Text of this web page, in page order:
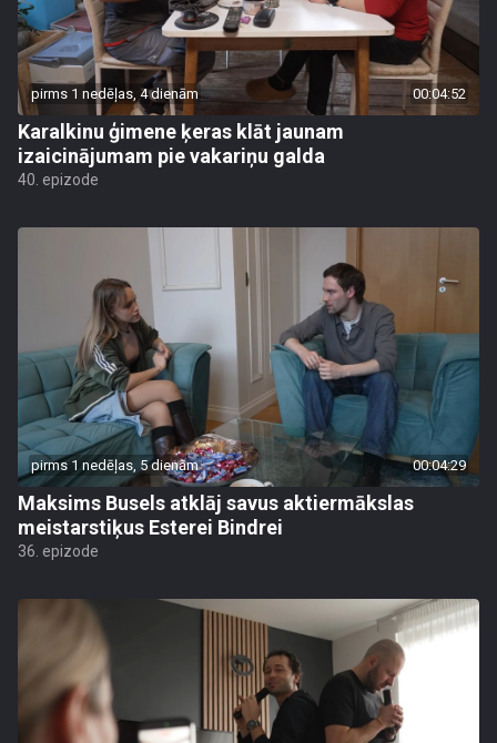
pirms 1 nedēļas, 4 dienām 00:04:52
Karalkinu ģimene ķeras klāt jaunam
izaicinājumam pie vakariņu galda
40. epizode
pirms 1 nedēļas, 5 dienām 00:04:29
Maksims Busels atklāj savus aktiermākslas
meistarstiķus Esterei Bindrei
36. epizode